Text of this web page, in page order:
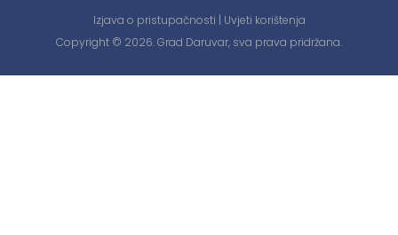
Izjava o pristupačnosti | Uvjeti korištenja
Copyright © 2026. Grad Daruvar, sva prava pridržana.